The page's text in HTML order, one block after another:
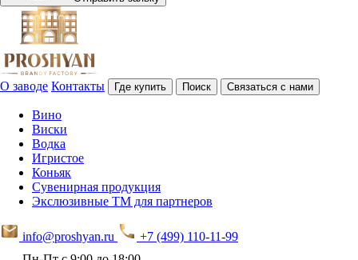
О заводе Контакты Где купить Поиск Связаться с нами
Вино
Виски
Водка
Игристое
Коньяк
Сувенирная продукция
Экслюзивные ТМ для партнеров
info@proshyan.ru
+7 (499) 110-11-99